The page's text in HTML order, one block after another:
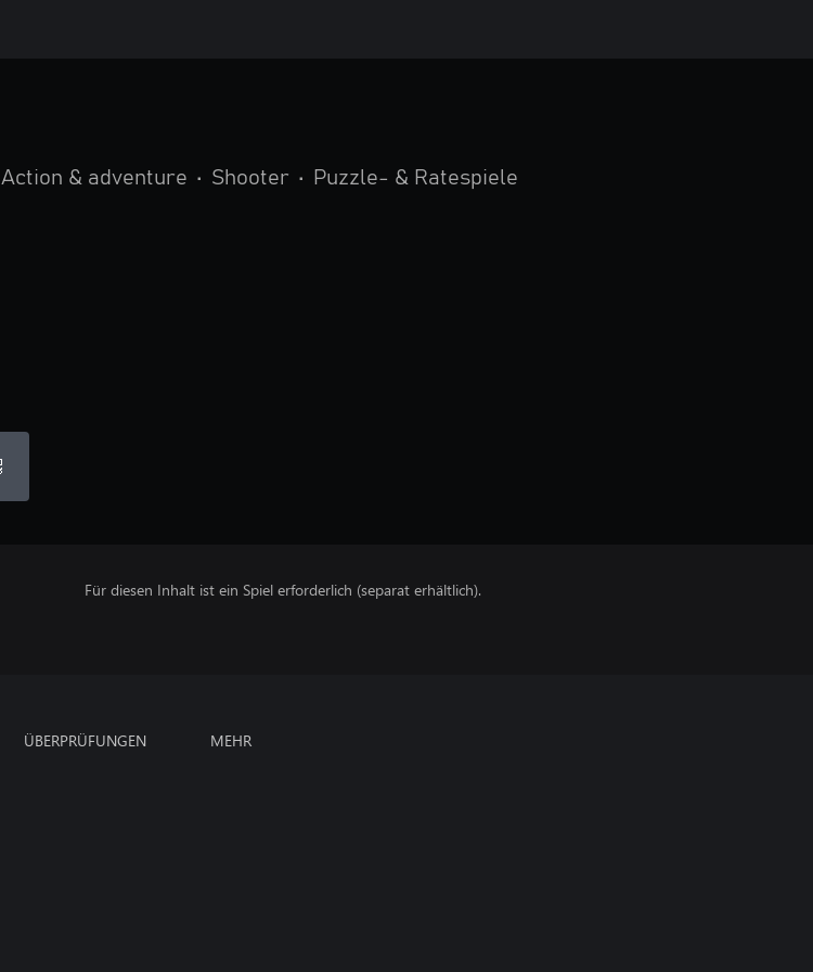
Action & adventure • Shooter • Puzzle- & Ratespiele
Für diesen Inhalt ist ein Spiel erforderlich (separat erhältlich).
ÜBERPRÜFUNGEN MEHR